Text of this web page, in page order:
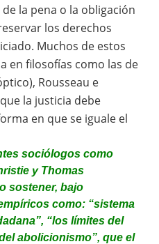
la pena o la obligación
los derechos
Muchos de estos
en filosofías como las de
Rousseau e
la justicia debe
en que se iguale el
sociólogos como
y Thomas
sostener, bajo
como: “sistema
, “los límites del
abolicionismo”, que el